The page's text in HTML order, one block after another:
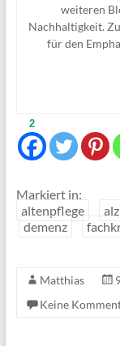
weiteren
Nachhaltigkeit.
für den
2
Markiert in:
altenpflege
demenz
Matthias
Keine